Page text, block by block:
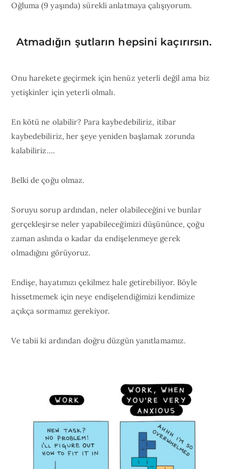
Oğluma (9 yaşında) sürekli anlatmaya çalışıyorum.
Atmadığın şutların hepsini kaçırırsın.
Onu harekete geçirmek için henüz yeterli değil ama biz
yetişkinler için yeterli olmalı.
En kötü ne olabilir? Para kaybedebiliriz, itibar
kaybedebiliriz, her şeye yeniden başlamak zorunda
kalabiliriz….
Belki de çoğu olmaz.
Soruyu sorup ardından, neler olabileceğini ve bunlar
gerçekleşirse neler yapabileceğimizi düşününce, çoğu
zaman aslında o kadar da endişelenmeye gerek
olmadığını görüyoruz.
Endişe, hayatımızı çekilmez hale getirebiliyor. Böyle
hissetmemek için neye endişelendiğimizi kendimize
açıkça sormamız gerekiyor.
Ve tabii ki ardından doğru düzgün yanıtlamamız.